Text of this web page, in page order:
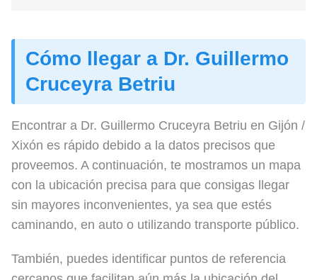
Cómo llegar a Dr. Guillermo
Cruceyra Betriu
Encontrar a Dr. Guillermo Cruceyra Betriu en Gijón /
Xixón es rápido debido a la datos precisos que
proveemos. A continuación, te mostramos un mapa
con la ubicación precisa para que consigas llegar
sin mayores inconvenientes, ya sea que estés
caminando, en auto o utilizando transporte público.
También, puedes identificar puntos de referencia